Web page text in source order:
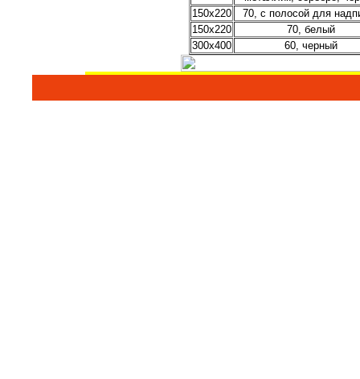
150х220
70, с полосой для
150х220
70, белый
300х400
60, черный